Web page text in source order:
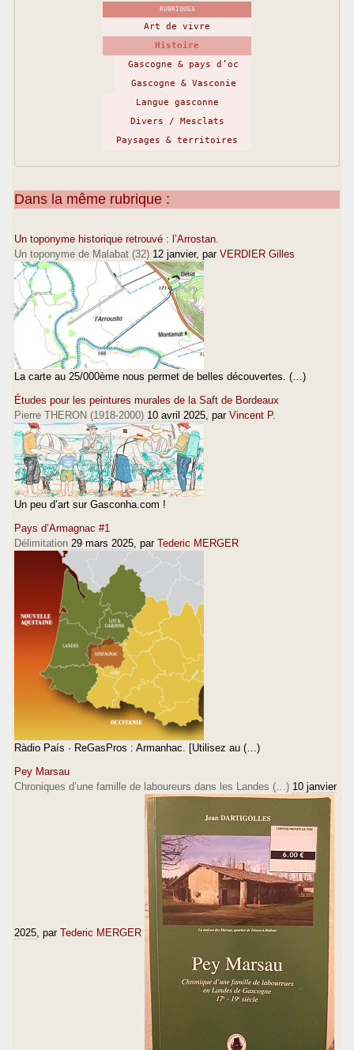
RUBRIQUES
Art de vivre
Histoire
Gascogne & pays d’oc
Gascogne & Vasconie
Langue gasconne
Divers / Mesclats
Paysages & territoires
Dans la même rubrique :
Un toponyme historique retrouvé : l’Arrostan.
Un toponyme de Malabat (32) 12 janvier, par VERDIER Gilles
La carte au 25/000ème nous permet de belles découvertes. (…)
Études pour les peintures murales de la Saft de Bordeaux
Pierre THERON (1918-2000) 10 avril 2025 , par Vincent P.
Un peu d’art sur Gasconha.com !
Pays d’Armagnac #1
Délimitation 29 mars 2025 , par Tederic MERGER
Ràdio País · ReGasPros : Armanhac. [Utilisez au (…)
Pey Marsau
Chroniques d’une famille de laboureurs dans les Landes (…) 10 janvier
2025 , par Tederic MERGER